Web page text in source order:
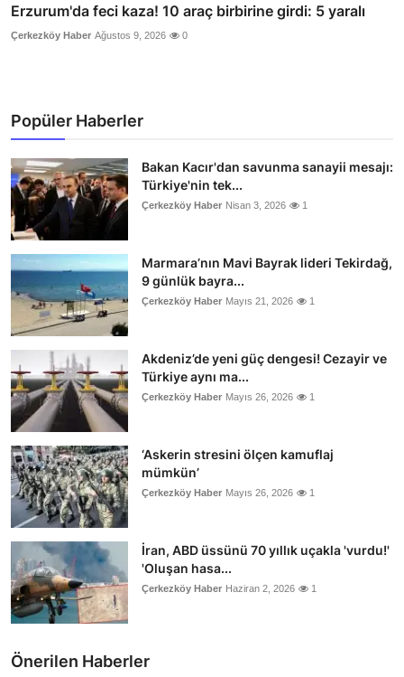
Erzurum'da feci kaza! 10 araç birbirine girdi: 5 yaralı
Çerkezköy Haber Ağustos 9, 2026 0
Popüler Haberler
Bakan Kacır'dan savunma sanayii mesajı:
Türkiye'nin tek...
Çerkezköy Haber Nisan 3, 2026 1
Marmara’nın Mavi Bayrak lideri Tekirdağ,
9 günlük bayra...
Çerkezköy Haber Mayıs 21, 2026 1
Akdeniz’de yeni güç dengesi! Cezayir ve
Türkiye aynı ma...
Çerkezköy Haber Mayıs 26, 2026 1
‘Askerin stresini ölçen kamuflaj
mümkün’
Çerkezköy Haber Mayıs 26, 2026 1
İran, ABD üssünü 70 yıllık uçakla 'vurdu!'
'Oluşan hasa...
Çerkezköy Haber Haziran 2, 2026 1
Önerilen Haberler